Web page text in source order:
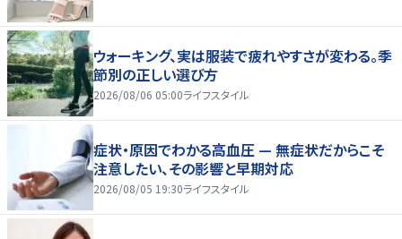
ウォーキング、実は服装で疲れやすさが変わる。季
節別の正しい選び方
2026/08/06 05:00ライフスタイル
症状・原因でわかる高血圧 — 無症状だからこそ
注意したい、その影響と早期対応
2026/08/05 19:30ライフスタイル